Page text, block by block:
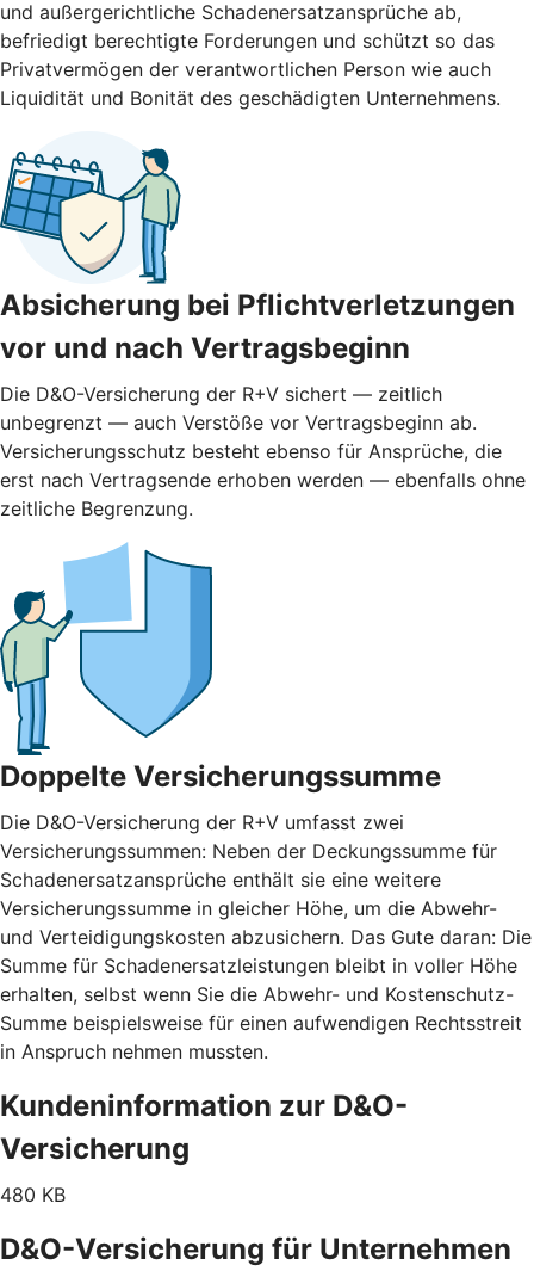
und außergerichtliche Schadenersatzansprüche ab,
befriedigt berechtigte Forderungen und schützt so das
Privatvermögen der verantwortlichen Person wie auch
Liquidität und Bonität des geschädigten Unternehmens.
Absicherung bei Pflichtverletzungen
vor und nach ­Vertragsbeginn
Die D&O-Versicherung der R+V sichert — zeitlich
unbegrenzt — auch Verstöße vor Vertragsbeginn ab.
Versicherungsschutz besteht ebenso für Ansprüche, die
erst nach Vertragsende erhoben werden — ebenfalls ohne
zeitliche Begrenzung.
Doppelte Versicherungssumme
Die D&O-Versicherung der R+V umfasst zwei
Versicherungssummen: Neben der Deckungssumme für
Schadenersatzansprüche enthält sie eine weitere
Versicherungssumme in gleicher Höhe, um die Abwehr-
und Verteidigungskosten abzusichern. Das Gute daran: Die
Summe für Schadenersatzleistungen bleibt in voller Höhe
erhalten, selbst wenn Sie die Abwehr- und Kostenschutz-
Summe beispielsweise für einen aufwendigen Rechtsstreit
in Anspruch nehmen mussten.
Kundeninformation zur D&O-
Versicherung
480 KB
D&O-Versicherung für Unternehmen